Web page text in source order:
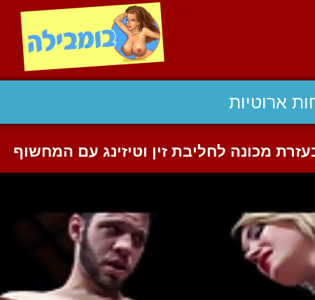
ארוטיות
מכונה לחליבת זין וטיזינג עם המחשוף